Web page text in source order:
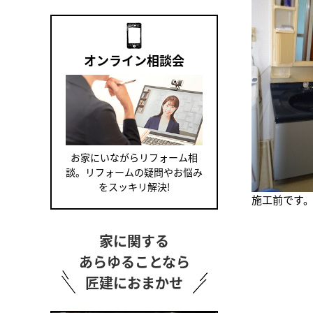
オンライン相談会
お家にいながらリフォーム相
談。リフォームの疑問やお悩み
をスッキリ解決!
家に関する
あらゆることなら
匠建におまかせ
施工前です。